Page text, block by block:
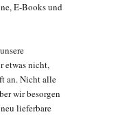
E-Books und
etwas nicht,
an. Nicht alle
wir besorgen
lieferbare